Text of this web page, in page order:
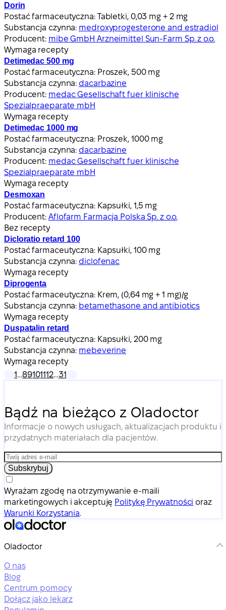
Dorin
Postać farmaceutyczna: Tabletki, 0,03 mg + 2 mg
Substancja czynna: medroxyprogesterone and estradiol
Producent: mibe GmbH Arzneimittel Sun-Farm Sp. z o.o.
Wymaga recepty
Detimedac 500 mg
Postać farmaceutyczna: Proszek, 500 mg
Substancja czynna: dacarbazine
Producent: medac Gesellschaft fuer klinische
Spezialpraeparate mbH
Wymaga recepty
Detimedac 1000 mg
Postać farmaceutyczna: Proszek, 1000 mg
Substancja czynna: dacarbazine
Producent: medac Gesellschaft fuer klinische
Spezialpraeparate mbH
Wymaga recepty
Desmoxan
Postać farmaceutyczna: Kapsułki, 1,5 mg
Producent: Aflofarm Farmacja Polska Sp. z o.o.
Bez recepty
Dicloratio retard 100
Postać farmaceutyczna: Kapsułki, 100 mg
Substancja czynna: diclofenac
Wymaga recepty
Diprogenta
Postać farmaceutyczna: Krem, (0,64 mg + 1 mg)/g
Substancja czynna: betamethasone and antibiotics
Wymaga recepty
Duspatalin retard
Postać farmaceutyczna: Kapsułki, 200 mg
Substancja czynna: mebeverine
Wymaga recepty
1…89101112…31
Bądź na bieżąco z Oladoctor
Informacje o nowych usługach, aktualizacjach produktu i
przydatnych materiałach dla pacjentów.
Subskrybuj
Wyrażam zgodę na otrzymywanie e-maili
marketingowych i akceptuję Politykę Prywatności oraz
Warunki Korzystania.
Oladoctor
O nas
Blog
Centrum pomocy
Dołącz jako lekarz